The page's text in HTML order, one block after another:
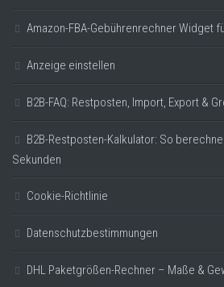
Amazon-FBA-Gebührenrechner Widget
Anzeige einstellen
B2B-FAQ: Restposten, Import, Export &
B2B-Restposten-Kalkulator: So
Sekunden
Cookie-Richtlinie
Datenschutzbestimmungen
DHL Paketgrößen-Rechner – Maße &